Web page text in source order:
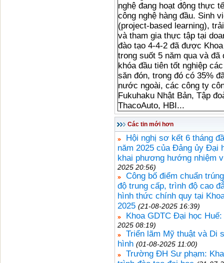
nghệ đang hoạt động thực
công nghệ hàng đầu. Sinh
(project-based learning),
và tham gia thực tập tại
đào tạo 4-4-2 đã được
trong suốt 5 năm qua và
khóa đầu tiên tốt nghiệp
săn đón, trong đó có 35%
nước ngoài, các công ty
Fukuhaku Nhật Bản, Tập
ThacoAuto, HBI...
Các tin mới hơn
Hội nghị sơ kết 6 tháng
năm 2025 của Đảng ủy Đại
khai phương hướng nhiệm
2025 20:56)
Công bố điểm chuẩn
độ trung cấp, trình độ cao
hình thức chính quy tại
2025 (21-08-2025 16:39)
Khoa GDTC Đại học
2025 08:19)
Triển lãm Mỹ thuật và Di
hình (01-08-2025 11:00)
Trường ĐH Sư phạm: